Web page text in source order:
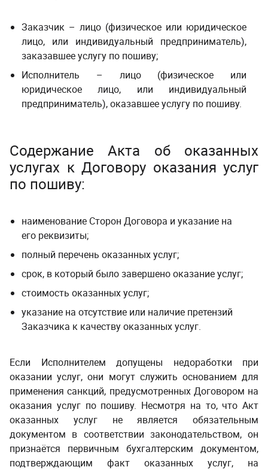
Заказчик – лицо (физическое или юридическое
лицо, или индивидуальный предприниматель),
заказавшее услугу по пошиву;
Исполнитель – лицо (физическое или
юридическое лицо, или индивидуальный
предприниматель), оказавшее услугу по пошиву.
​Содержание Акта об оказанных
услугах к Договору оказания услуг
по пошиву:
наименование Сторон Договора и указание на
его реквизиты;
полный перечень оказанных услуг;
срок, в который было завершено оказание услуг;
стоимость оказанных услуг;
указание на отсутствие или наличие претензий
Заказчика к качеству оказанных услуг.
Если Исполнителем допущены недоработки при
оказании услуг, они могут служить основанием для
применения санкций, предусмотренных Договором на
оказания услуг по пошиву. Несмотря на то, что Акт
оказанных услуг не является обязательным
документом в соответствии законодательством, он
признаётся первичным бухгалтерским документом,
подтверждающим факт оказанных услуг, на